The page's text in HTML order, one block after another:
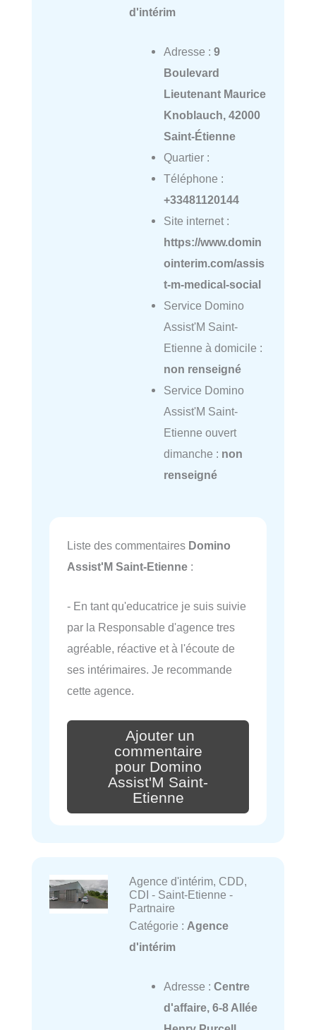
d'intérim
Adresse : 9
Boulevard
Lieutenant Maurice
Knoblauch, 42000
Saint-Étienne
Quartier :
Téléphone :
+33481120144
Site internet :
https://www.domin
ointerim.com/assis
t-m-medical-social
Service Domino
Assist'M Saint-
Etienne à domicile :
non renseigné
Service Domino
Assist'M Saint-
Etienne ouvert
dimanche : non
renseigné
Liste des commentaires Domino
Assist'M Saint-Etienne :
- En tant qu'educatrice je suis suivie
par la Responsable d'agence tres
agréable, réactive et à l'écoute de
ses intérimaires. Je recommande
cette agence.
Ajouter un
commentaire
pour Domino
Assist'M Saint-
Etienne
Agence d'intérim, CDD,
CDI - Saint-Etienne -
Partnaire
Catégorie : Agence
d'intérim
Adresse : Centre
d'affaire, 6-8 Allée